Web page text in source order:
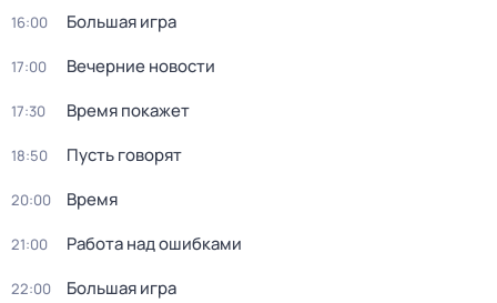
16:00 Большая игра
17:00 Вечерние новости
17:30 Время покажет
18:50 Пусть говорят
20:00 Время
21:00 Работа над ошибками
22:00 Большая игра